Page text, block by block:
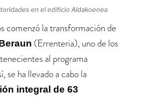
en el edificio Aldakoenea
comenzó la transformación de
(Errenteria), uno de los
al programa
se ha llevado a cabo la
integral de 63